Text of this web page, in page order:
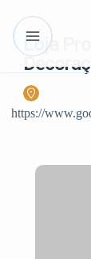
Loja
https://